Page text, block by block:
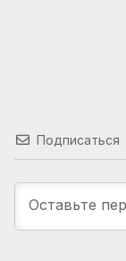
Подписаться